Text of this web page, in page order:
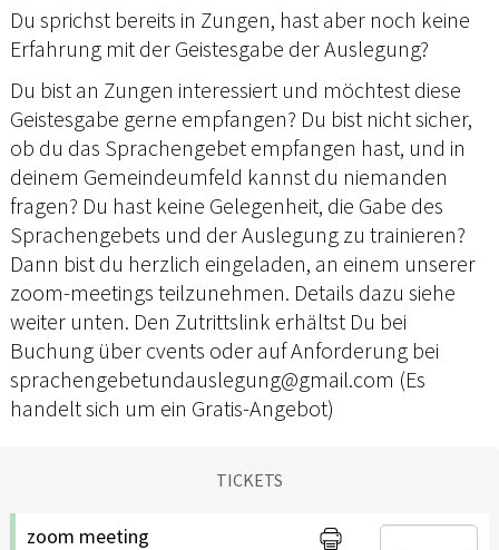
Du sprichst bereits in Zungen, hast aber noch keine
Erfahrung mit der Geistesgabe der Auslegung?
Du bist an Zungen interessiert und möchtest diese
Geistesgabe gerne empfangen? Du bist nicht sicher,
ob du das Sprachengebet empfangen hast, und in
deinem Gemeindeumfeld kannst du niemanden
fragen? Du hast keine Gelegenheit, die Gabe des
Sprachengebets und der Auslegung zu trainieren?
Dann bist du herzlich eingeladen, an einem unserer
zoom-meetings teilzunehmen. Details dazu siehe
weiter unten. Den Zutrittslink erhältst Du bei
Buchung über cvents oder auf Anforderung bei
sprachengebetundauslegung@gmail.com (Es
handelt sich um ein Gratis-Angebot)
TICKETS
zoom meeting